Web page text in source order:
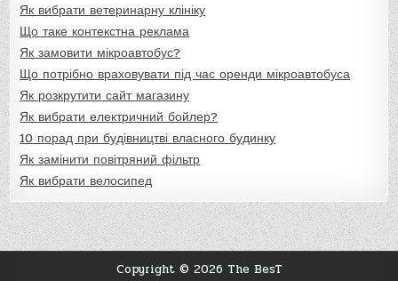
Як вибрати ветеринарну клініку
Що таке контекстна реклама
Як замовити мікроавтобус?
Що потрібно враховувати під час оренди мікроавтобуса
Як розкрутити сайт магазину
Як вибрати електричний бойлер?
10 порад при будівництві власного будинку
Як замінити повітряний фільтр
Як вибрати велосипед
Copyright © 2026 The BesT